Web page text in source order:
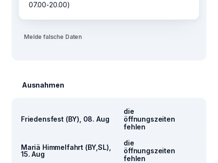
07.00-20.00)
Melde falsche Daten
Ausnahmen
Friedensfest (BY), 08. Aug
die
öffnungszeiten
fehlen
Mariä Himmelfahrt (BY,SL),
15. Aug
die
öffnungszeiten
fehlen